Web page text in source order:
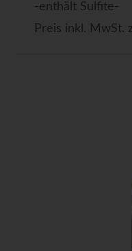
-enthält Sulfite-
Preis inkl. MwSt.